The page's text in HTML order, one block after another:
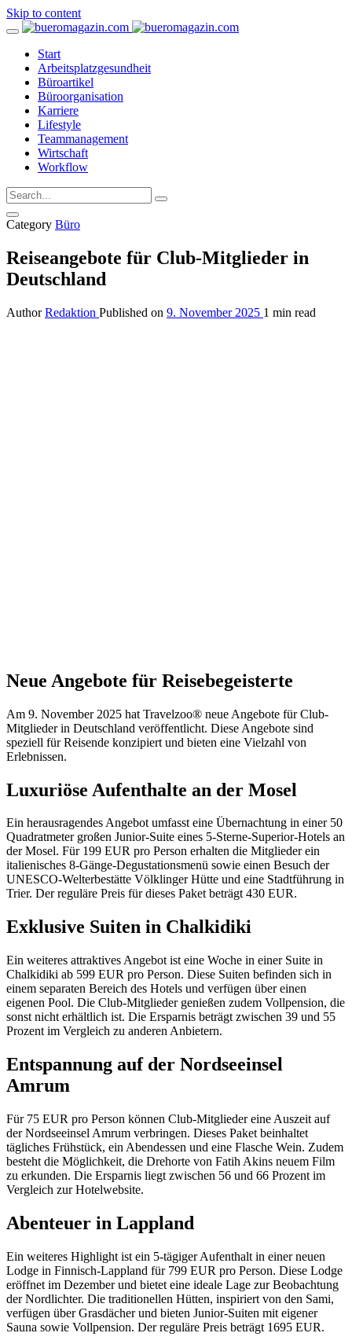
Skip to content
Start
Arbeitsplatzgesundheit
Büroartikel
Büroorganisation
Karriere
Lifestyle
Teammanagement
Wirtschaft
Workflow
Category Büro
Reiseangebote für Club-Mitglieder in
Deutschland
Author Redaktion Published on 9. November 2025 1 min read
Neue Angebote für Reisebegeisterte
Am 9. November 2025 hat Travelzoo® neue Angebote für Club-
Mitglieder in Deutschland veröffentlicht. Diese Angebote sind
speziell für Reisende konzipiert und bieten eine Vielzahl von
Erlebnissen.
Luxuriöse Aufenthalte an der Mosel
Ein herausragendes Angebot umfasst eine Übernachtung in einer 50
Quadratmeter großen Junior-Suite eines 5-Sterne-Superior-Hotels an
der Mosel. Für 199 EUR pro Person erhalten die Mitglieder ein
italienisches 8-Gänge-Degustationsmenü sowie einen Besuch der
UNESCO-Welterbestätte Völklinger Hütte und eine Stadtführung in
Trier. Der reguläre Preis für dieses Paket beträgt 430 EUR.
Exklusive Suiten in Chalkidiki
Ein weiteres attraktives Angebot ist eine Woche in einer Suite in
Chalkidiki ab 599 EUR pro Person. Diese Suiten befinden sich in
einem separaten Bereich des Hotels und verfügen über einen
eigenen Pool. Die Club-Mitglieder genießen zudem Vollpension, die
sonst nicht erhältlich ist. Die Ersparnis beträgt zwischen 39 und 55
Prozent im Vergleich zu anderen Anbietern.
Entspannung auf der Nordseeinsel
Amrum
Für 75 EUR pro Person können Club-Mitglieder eine Auszeit auf
der Nordseeinsel Amrum verbringen. Dieses Paket beinhaltet
tägliches Frühstück, ein Abendessen und eine Flasche Wein. Zudem
besteht die Möglichkeit, die Drehorte von Fatih Akins neuem Film
zu erkunden. Die Ersparnis liegt zwischen 56 und 66 Prozent im
Vergleich zur Hotelwebsite.
Abenteuer in Lappland
Ein weiteres Highlight ist ein 5-tägiger Aufenthalt in einer neuen
Lodge in Finnisch-Lappland für 799 EUR pro Person. Diese Lodge
eröffnet im Dezember und bietet eine ideale Lage zur Beobachtung
der Nordlichter. Die traditionellen Hütten, inspiriert von den Sami,
verfügen über Grasdächer und bieten Junior-Suiten mit eigener
Sauna sowie Vollpension. Der reguläre Preis beträgt 1695 EUR.